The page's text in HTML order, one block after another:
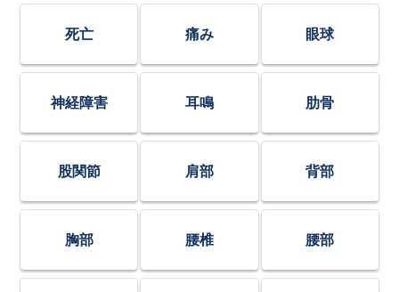
死亡 痛み 眼球
神経障害 耳鳴 肋骨
股関節 肩部 背部
胸部 腰椎 腰部